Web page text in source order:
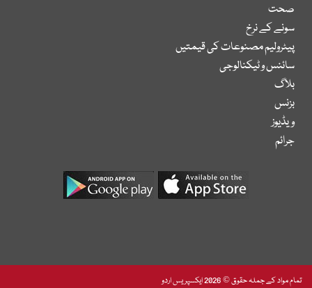
صحت
سونے کے نرخ
پیٹرولیم مصنوعات کی قیمتیں
سائنس و ٹیکنالوجی
بلاگ
بزنس
ویڈیوز
جرائم
تمام مواد کے جملہ حقوق © 2026 ایکسپریس اردو